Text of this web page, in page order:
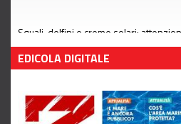
Squali, delfini e creme solari:
EDICOLA DIGITALE